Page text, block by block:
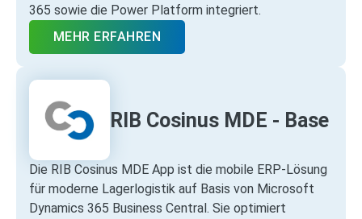
365 sowie die Power Platform integriert.
MEHR ERFAHREN
RIB Cosinus MDE - Base
Die RIB Cosinus MDE App ist die mobile ERP‑Lösung
für moderne Lagerlogistik auf Basis von Microsoft
Dynamics 365 Business Central. Sie optimiert